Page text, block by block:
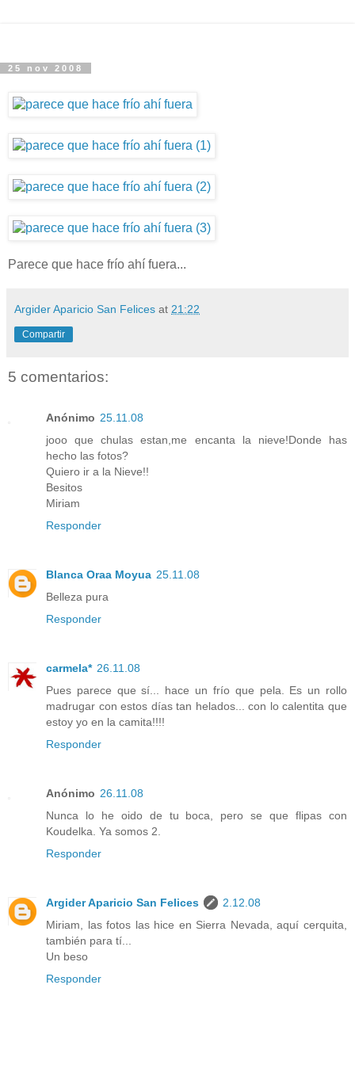
25 nov 2008
Parece que hace frío ahí fuera...
Argider Aparicio San Felices at 21:22
Compartir
5 comentarios:
Anónimo 25.11.08
jooo que chulas estan,me encanta la nieve!Donde has
hecho las fotos?
Quiero ir a la Nieve!!
Besitos
Miriam
Responder
Blanca Oraa Moyua 25.11.08
Belleza pura
Responder
carmela* 26.11.08
Pues parece que sí... hace un frío que pela. Es un rollo
madrugar con estos días tan helados... con lo calentita que
estoy yo en la camita!!!!
Responder
Anónimo 26.11.08
Nunca lo he oido de tu boca, pero se que flipas con
Koudelka. Ya somos 2.
Responder
Argider Aparicio San Felices
2.12.08
Miriam, las fotos las hice en Sierra Nevada, aquí cerquita,
también para tí...
Un beso
Responder